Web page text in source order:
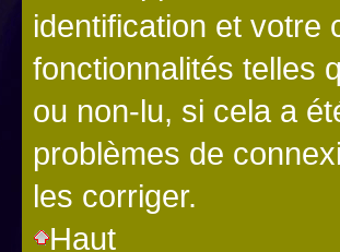
identification et votre
fonctionnalités telles
ou non-lu, si cela a
problèmes de
les corriger.
Haut